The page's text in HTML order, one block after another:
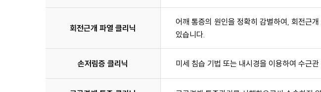
회전근개 파열 클리닉
어깨 통증의 원인을 정확히 감별하여, 회전근
있습니다.
손저림증 클리닉 미세 침습 기법 또는 내시경을 이용하여 수근